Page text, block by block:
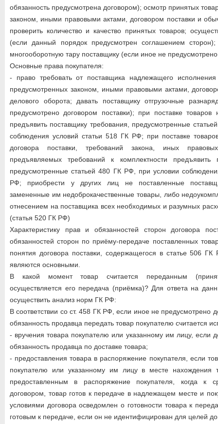
обязанность предусмотрена договором); осмотр принятых
законом, иными правовыми актами, договором поставки и
проверить количество и качество принятых товаров;
(если данный порядок предусмотрен соглашением сторон);
многооборотную тару поставщику (если иное не
Основные права покупателя:
- право требовать от поставщика надлежащего исполнения
предусмотренных законом, иными правовыми актами,
делового оборота; давать поставщику отгрузочные
предусмотрено договором поставки); при поставке товаров
предъявить поставщику требования, предусмотренные
соблюдения условий статьи 518 ГК РФ; при поставке
договора поставки, требований закона, иных
предъявляемых требований к комплектности предъявить
предусмотренные статьей 480 ГК РФ, при условии
РФ; приобрести у других лиц не поставленные
замененные им недоброкачественные товары, либо
отнесением на поставщика всех необходимых и разумных
(статья 520 ГК РФ)
Характеристику прав и обязанностей сторон договора
обязанностей сторон по приёму-передаче поставленных
понятия договора поставки, содержащегося в статье 506
являются основными.
В какой момент товар считается переданным
осуществляется его передача (приёмка)? Для ответа на
осуществить анализ норм ГК РФ:
В соответствии со ст. 458 ГК РФ, если иное не предусмотрено
обязанность продавца передать товар покупателю считается
- вручения товара покупателю или указанному им лицу, если
обязанность продавца по доставке товара;
- предоставления товара в распоряжение покупателя, если
покупателю или указанному им лицу в месте нахождения
предоставленным в распоряжение покупателя, когда к
договором, товар готов к передаче в надлежащем месте и
условиями договора осведомлен о готовности товара к
готовым к передаче, если он не идентифицирован для целей